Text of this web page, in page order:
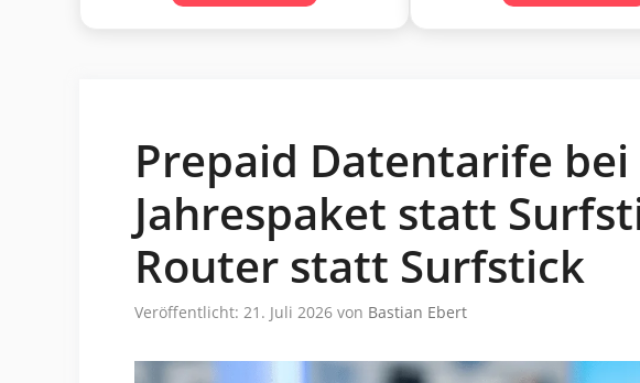
Prepaid Datentarife bei
Jahrespaket statt
Router statt Surfstick
Veröffentlicht: 21. Juli 2026 von Bastian Ebert